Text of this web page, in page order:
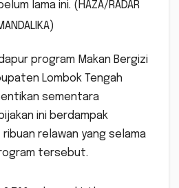
lama ini. (HAZA/RADAR
program Makan Bergizi
Lombok Tengah
sementara
ini berdampak
relawan yang selama
tersebut.